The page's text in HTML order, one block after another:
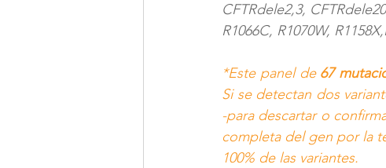
CFTRdele2,3,
R1066C, R1070W,
*Este panel de 67
Si se detectan dos
-para descartar o
completa del gen por la
100% de las variantes.